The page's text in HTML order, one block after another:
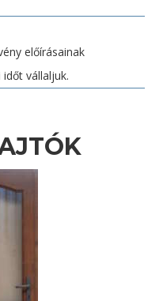
előírásainak
vállaljuk.